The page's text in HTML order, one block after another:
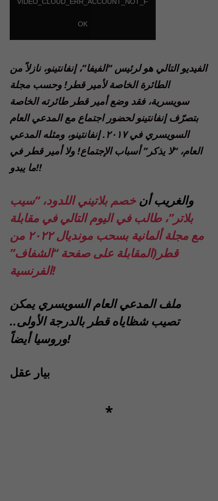
الفيديو التالي هو لرئيس “الفيفا”، إنفانتينو، نازلاً من
الطائرة الخاصة لأمير قطر! وحسب مجلة
سويسرية، فقد وضع أمير قطر طائرته الخاصة
بتصرّف إنفانتينو لحضور اجتماع مع المدعي العام
السويسري في ٢٠١٧. إنفانتينو، ومثله المدعي
العام، “لا يذكر” أسباب الإجتماع! ولا أمير قطر في
ما يبدو!!
والغريب أنخصم بلاتيني اللدود، “سيب
بلاتر”، طالب في اليوم التالي في مقابلة
مع مجلة ألمانية بسحب مونديال ٢٠٢٢ من
قطر(المقابلة على صفحة “الشفاف”
الفرنسية!
ملف المدعي العام السويسري يمكن
تصيب شظاياه قطر بالدرجة الأولى..
وروسيا أيضاً!
بيار عقل
*